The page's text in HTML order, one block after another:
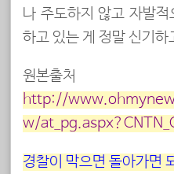
나 주도하지 않고 자발
하고 있는 게 정말 신기하
원본
http://
w/
경찰이 막으면 돌아가면